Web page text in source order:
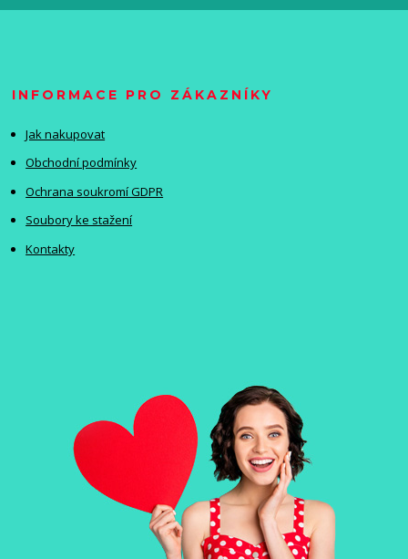
INFORMACE PRO ZÁKAZNÍKY
Jak nakupovat
Obchodní podmínky
Ochrana soukromí GDPR
Soubory ke stažení
Kontakty